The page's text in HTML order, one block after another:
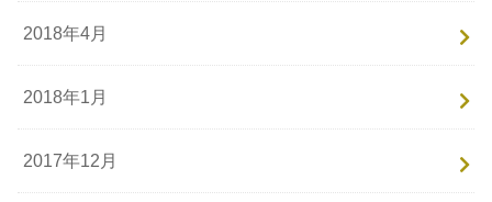
2018年4月
2018年1月
2017年12月